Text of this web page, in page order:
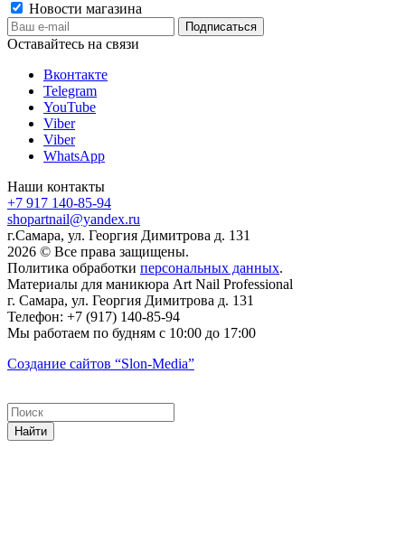
Новости магазина
Оставайтесь на связи
Вконтакте
Telegram
YouTube
Viber
Viber
WhatsApp
Наши контакты
+7 917 140-85-94
shopartnail@yandex.ru
г.Самара, ул. Георгия Димитрова д. 131
2026 © Все права защищены.
Политика обработки персональных данных.
Материалы для маникюра Art Nail Professional
г. Самара, ул. Георгия Димитрова д. 131
Телефон: +7 (917) 140-85-94
Мы работаем по будням с 10:00 до 17:00
Создание сайтов “Slon-Media”
Найти